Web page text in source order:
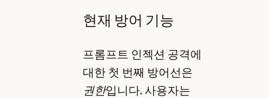
현재 방어 기능
프롬프트 인젝션 공격에
대한 첫 번째 방어선은
권한입니다. 사용자는